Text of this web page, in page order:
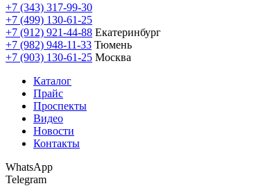
+7 (343) 317-99-30
+7 (499) 130-61-25
+7 (912) 921-44-88 Екатеринбург
+7 (982) 948-11-33 Тюмень
+7 (903) 130-61-25 Москва
Каталог
Прайс
Проспекты
Видео
Новости
Контакты
WhatsApp
Telegram